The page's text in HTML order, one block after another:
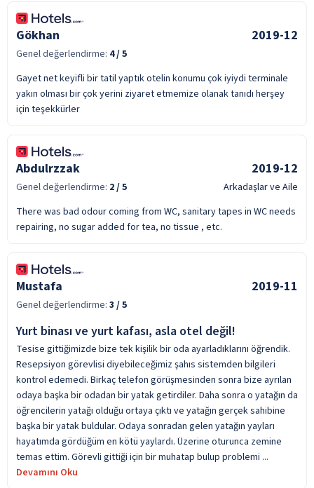
Gökhan 2019-12
Genel değerlendirme: 4/ 5
Gayet net keyifli bir tatil yaptık otelin konumu çok iyiydi terminale
yakın olması bir çok yerini ziyaret etmemize olanak tanıdı herşey
için teşekkürler
Abdulrzzak 2019-12
Genel değerlendirme: 2/ 5
Arkadaşlar ve Aile
There was bad odour coming from WC, sanitary tapes in WC needs
repairing, no sugar added for tea, no tissue , etc.
Mustafa 2019-11
Genel değerlendirme: 3 / 5
Yurt binası ve yurt kafası, asla otel değil!
Tesise gittiğimizde bize tek kişilik bir oda ayarladıklarını öğrendik.
Resepsiyon görevlisi diyebileceğimiz şahıs sistemden bilgileri
kontrol edemedi. Birkaç telefon görüşmesinden sonra bize ayrılan
odaya başka bir odadan bir yatak getirdiler. Daha sonra o yatağın da
öğrencilerin yatağı olduğu ortaya çıktı ve yatağın gerçek sahibine
başka bir yatak buldular. Odaya sonradan gelen yatağın yayları
hayatımda gördüğüm en kötü yaylardı. Üzerine oturunca zemine
temas ettim. Görevli gittiği için bir muhatap bulup problemi ...
Devamını Oku